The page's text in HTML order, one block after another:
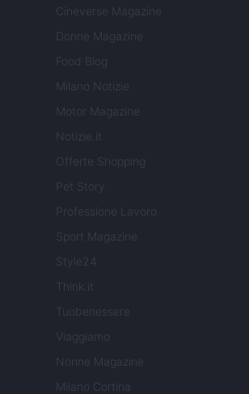
Cineverse Magazine
Donne Magazine
Food Blog
Milano Notizie
Motor Magazine
Notizie.it
Offerte Shopping
Pet Story
Professione Lavoro
Sport Magazine
Style24
Think.it
Tuobenessere
Viaggiamo
Nonne Magazine
Milano Cortina